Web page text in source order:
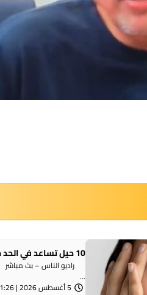
10 حيل تساعد في الحد من الإفراط بتعرق الوجه صيفاً
راديو الناس – بث مباشر
...
5 أغسطس 2026 | 1:26 مساءً